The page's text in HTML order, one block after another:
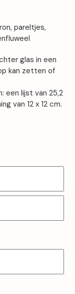
pareltjes,
glas in een
kan zetten of
een lijst van 25,2
van 12 x 12 cm.